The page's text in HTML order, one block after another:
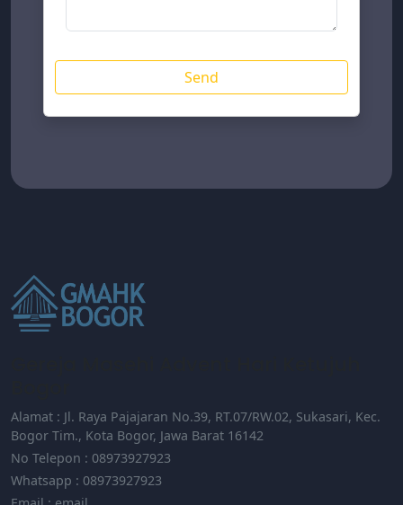
Send
Alamat : Jl. Raya Pajajaran No.39, RT.07/RW.02, Sukasari, Kec.
Bogor Tim., Kota Bogor, Jawa Barat 16142
No Telepon : 08973927923
Whatsapp : 08973927923